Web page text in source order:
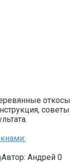
откосы
советы
Автор: Андрей 0